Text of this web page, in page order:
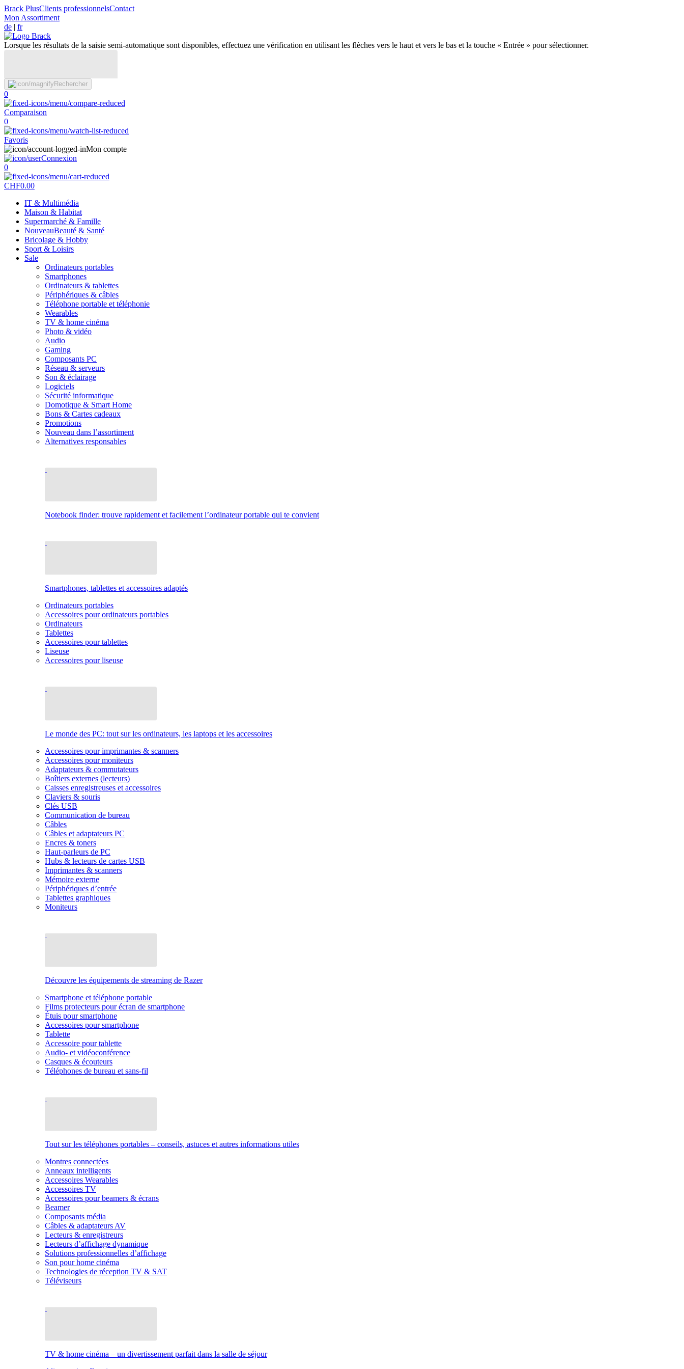
Brack PlusClients professionnelsContact
Mon Assortiment
de | fr
Lorsque les résultats de la saisie semi-automatique sont disponibles, effectuez une vérification en utilisant les flèches vers le haut et vers le bas et la touche « Entrée » pour sélectionner.
Rechercher
0
Comparaison
0
Favoris
Mon compte
Connexion
0
CHF0.00
IT & Multimédia
Maison & Habitat
Supermarché & Famille
NouveauBeauté & Santé
Bricolage & Hobby
Sport & Loisirs
Sale
Ordinateurs portables
Smartphones
Ordinateurs & tablettes
Périphériques & câbles
Téléphone portable et téléphonie
Wearables
TV & home cinéma
Photo & vidéo
Audio
Gaming
Composants PC
Réseau & serveurs
Son & éclairage
Logiciels
Sécurité informatique
Domotique & Smart Home
Bons & Cartes cadeaux
Promotions
Nouveau dans l’assortiment
Alternatives responsables
Notebook finder: trouve rapidement et facilement l’ordinateur portable qui te convient
Smartphones, tablettes et accessoires adaptés
Ordinateurs portables
Accessoires pour ordinateurs portables
Ordinateurs
Tablettes
Accessoires pour tablettes
Liseuse
Accessoires pour liseuse
Le monde des PC: tout sur les ordinateurs, les laptops et les accessoires
Accessoires pour imprimantes & scanners
Accessoires pour moniteurs
Adaptateurs & commutateurs
Boîtiers externes (lecteurs)
Caisses enregistreuses et accessoires
Claviers & souris
Clés USB
Communication de bureau
Câbles
Câbles et adaptateurs PC
Encres & toners
Haut-parleurs de PC
Hubs & lecteurs de cartes USB
Imprimantes & scanners
Mémoire externe
Périphériques d’entrée
Tablettes graphiques
Moniteurs
Découvre les équipements de streaming de Razer
Smartphone et téléphone portable
Films protecteurs pour écran de smartphone
Étuis pour smartphone
Accessoires pour smartphone
Tablette
Accessoire pour tablette
Audio- et vidéoconférence
Casques & écouteurs
Téléphones de bureau et sans-fil
Tout sur les téléphones portables – conseils, astuces et autres informations utiles
Montres connectées
Anneaux intelligents
Accessoires Wearables
Accessoires TV
Accessoires pour beamers & écrans
Beamer
Composants média
Câbles & adaptateurs AV
Lecteurs & enregistreurs
Lecteurs d’affichage dynamique
Solutions professionnelles d’affichage
Son pour home cinéma
Technologies de réception TV & SAT
Téléviseurs
TV & home cinéma – un divertissement parfait dans la salle de séjour